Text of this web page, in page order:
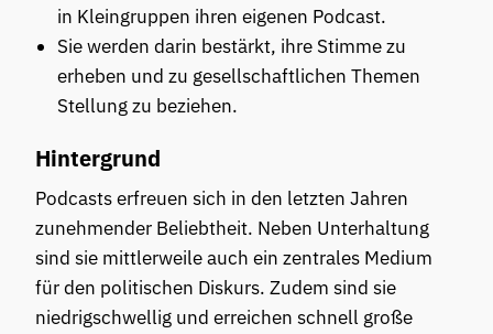
in Kleingruppen ihren eigenen Podcast.
Sie werden darin bestärkt, ihre Stimme zu
erheben und zu gesellschaftlichen Themen
Stellung zu beziehen.
Hintergrund
Podcasts erfreuen sich in den letzten Jahren
zunehmender Beliebtheit. Neben Unterhaltung
sind sie mittlerweile auch ein zentrales Medium
für den politischen Diskurs. Zudem sind sie
niedrigschwellig und erreichen schnell große